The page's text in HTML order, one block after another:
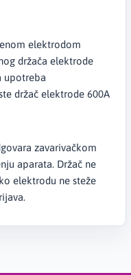
elektrodom
držača elektrode
upotreba
držač elektrode 600A
zavarivačkom
aparata. Držač ne
elektrodu ne steže